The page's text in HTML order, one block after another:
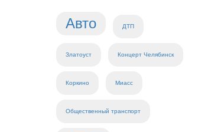
Авто ДТП
Златоуст Концерт Челябинск
Коркино Миасс
Общественный транспорт